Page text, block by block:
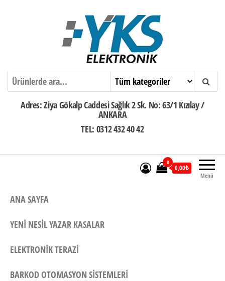
Ankara Yazar Kasa POS Servisi
Adres: Ziya Gökalp Caddesi Sağlık 2 Sk. No: 63/1 Kızılay /
ANKARA
TEL: 0312 432 40 42
Menü
0
0,00₺
ANA SAYFA
YENI NESIL YAZAR KASALAR
ELEKTRONIK TERAZI
BARKOD OTOMASYON SISTEMLERI